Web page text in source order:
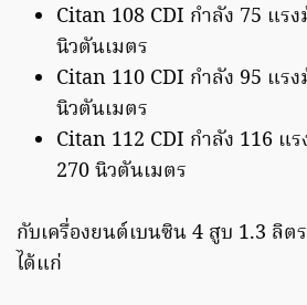
Citan 108 CDI กำลัง 75 แร
นิวตันเมตร
Citan 110 CDI กำลัง 95 แร
นิวตันเมตร
Citan 112 CDI กำลัง 116 แ
270 นิวตันเมตร
กับเครื่องยนต์เบนซิน 4 สูบ 1.3 ลิ
ได้แก่